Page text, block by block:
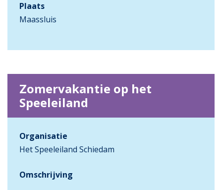
Plaats
Maassluis
Zomervakantie op het
Speeleiland
Organisatie
Het Speeleiland Schiedam
Omschrijving